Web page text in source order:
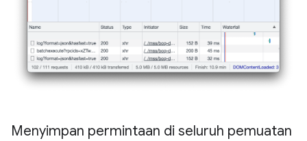
Menyimpan permintaan di seluruh pemuatan